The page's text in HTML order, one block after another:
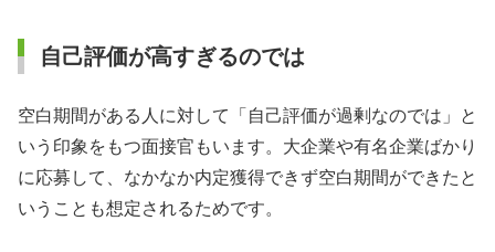
自己評価が高すぎるのでは
空白期間がある人に対して「自己評価が過剰なのでは」と
いう印象をもつ面接官もいます。大企業や有名企業ばかり
に応募して、なかなか内定獲得できず空白期間ができたと
いうことも想定されるためです。